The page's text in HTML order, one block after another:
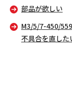
部品が欲しい
M3/5/7-450/
不具合を直し